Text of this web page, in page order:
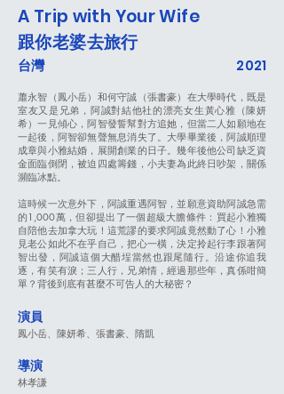
A Trip with Your Wife
跟你老婆去旅行
2021
台灣
蕭永智（鳳小岳）和何守誠（張書豪）在大學時代，既是
室友又是兄弟，阿誠對結他社的漂亮女生黃心雅（陳妍
希）一見傾心，阿智發誓幫對方追她，但當二人如願地在
一起後，阿智卻無聲無息消失了。大學畢業後，阿誠順理
成章與小雅結婚，展開創業的日子。幾年後他公司缺乏資
金面臨倒閉，被迫四處籌錢，小夫妻為此終日吵架，關係
瀕臨冰點。
這時候一次意外下，阿誠重遇阿智，並願意資助阿誠急需
的1,000萬，但卻提出了一個超級大膽條件：買起小雅獨
自陪他去加拿大玩！這荒謬的要求阿誠竟然動了心！小雅
見老公如此不在乎自己，把心一橫，決定拎起行李跟著阿
智出發，阿誠這個大醋埕當然也跟尾隨行。沿途你追我
逐，有笑有淚；三人行，兄弟情，經過那些年，真係咁簡
單？背後到底有甚麼不可告人的大秘密？
演員
鳳小岳、陳妍希、張書豪、隋凱
導演
林孝謙